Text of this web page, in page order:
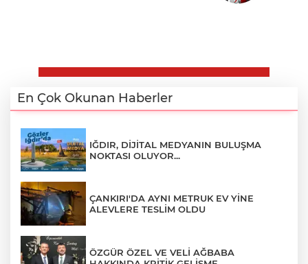
En Çok Okunan Haberler
IĞDIR, DİJİTAL MEDYANIN BULUŞMA
NOKTASI OLUYOR...
ÇANKIRI'DA AYNI METRUK EV YİNE
ALEVLERE TESLİM OLDU
ÖZGÜR ÖZEL VE VELİ AĞBABA